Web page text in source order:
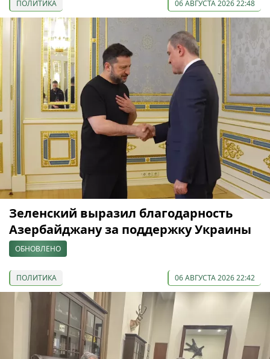
ПОЛИТИКА 06 АВГУСТА 2026 22:48
Зеленский выразил благодарность
Азербайджану за поддержку Украины
ОБНОВЛЕНО
ПОЛИТИКА 06 АВГУСТА 2026 22:42